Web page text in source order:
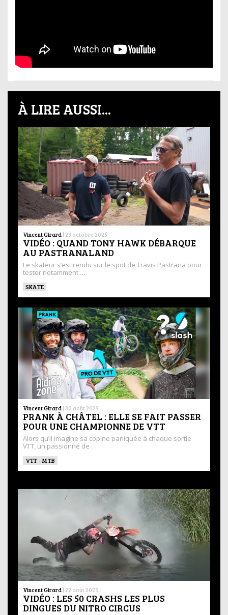
À LIRE AUSSI...
Vincent Girard | 23 octobre 2025
VIDÉO : QUAND TONY HAWK DÉBARQUE
AU PASTRANALAND
Le skateur s’est rendu sur le spot de Travis Pastrana pour
tester notamment …
SKATE
Vincent Girard | 30 août 2025
PRANK À CHÂTEL : ELLE SE FAIT PASSER
POUR UNE CHAMPIONNE DE VTT
Alors qu’il imagine sa copine paniquée à chaque sortie
VTT, un passionné de …
VTT - MTB
Vincent Girard | 22 août 2025
VIDÉO : LES 50 CRASHS LES PLUS
DINGUES DU NITRO CIRCUS